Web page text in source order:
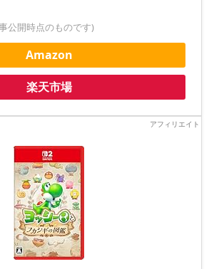
公開時点のものです)
Amazon
楽天市場